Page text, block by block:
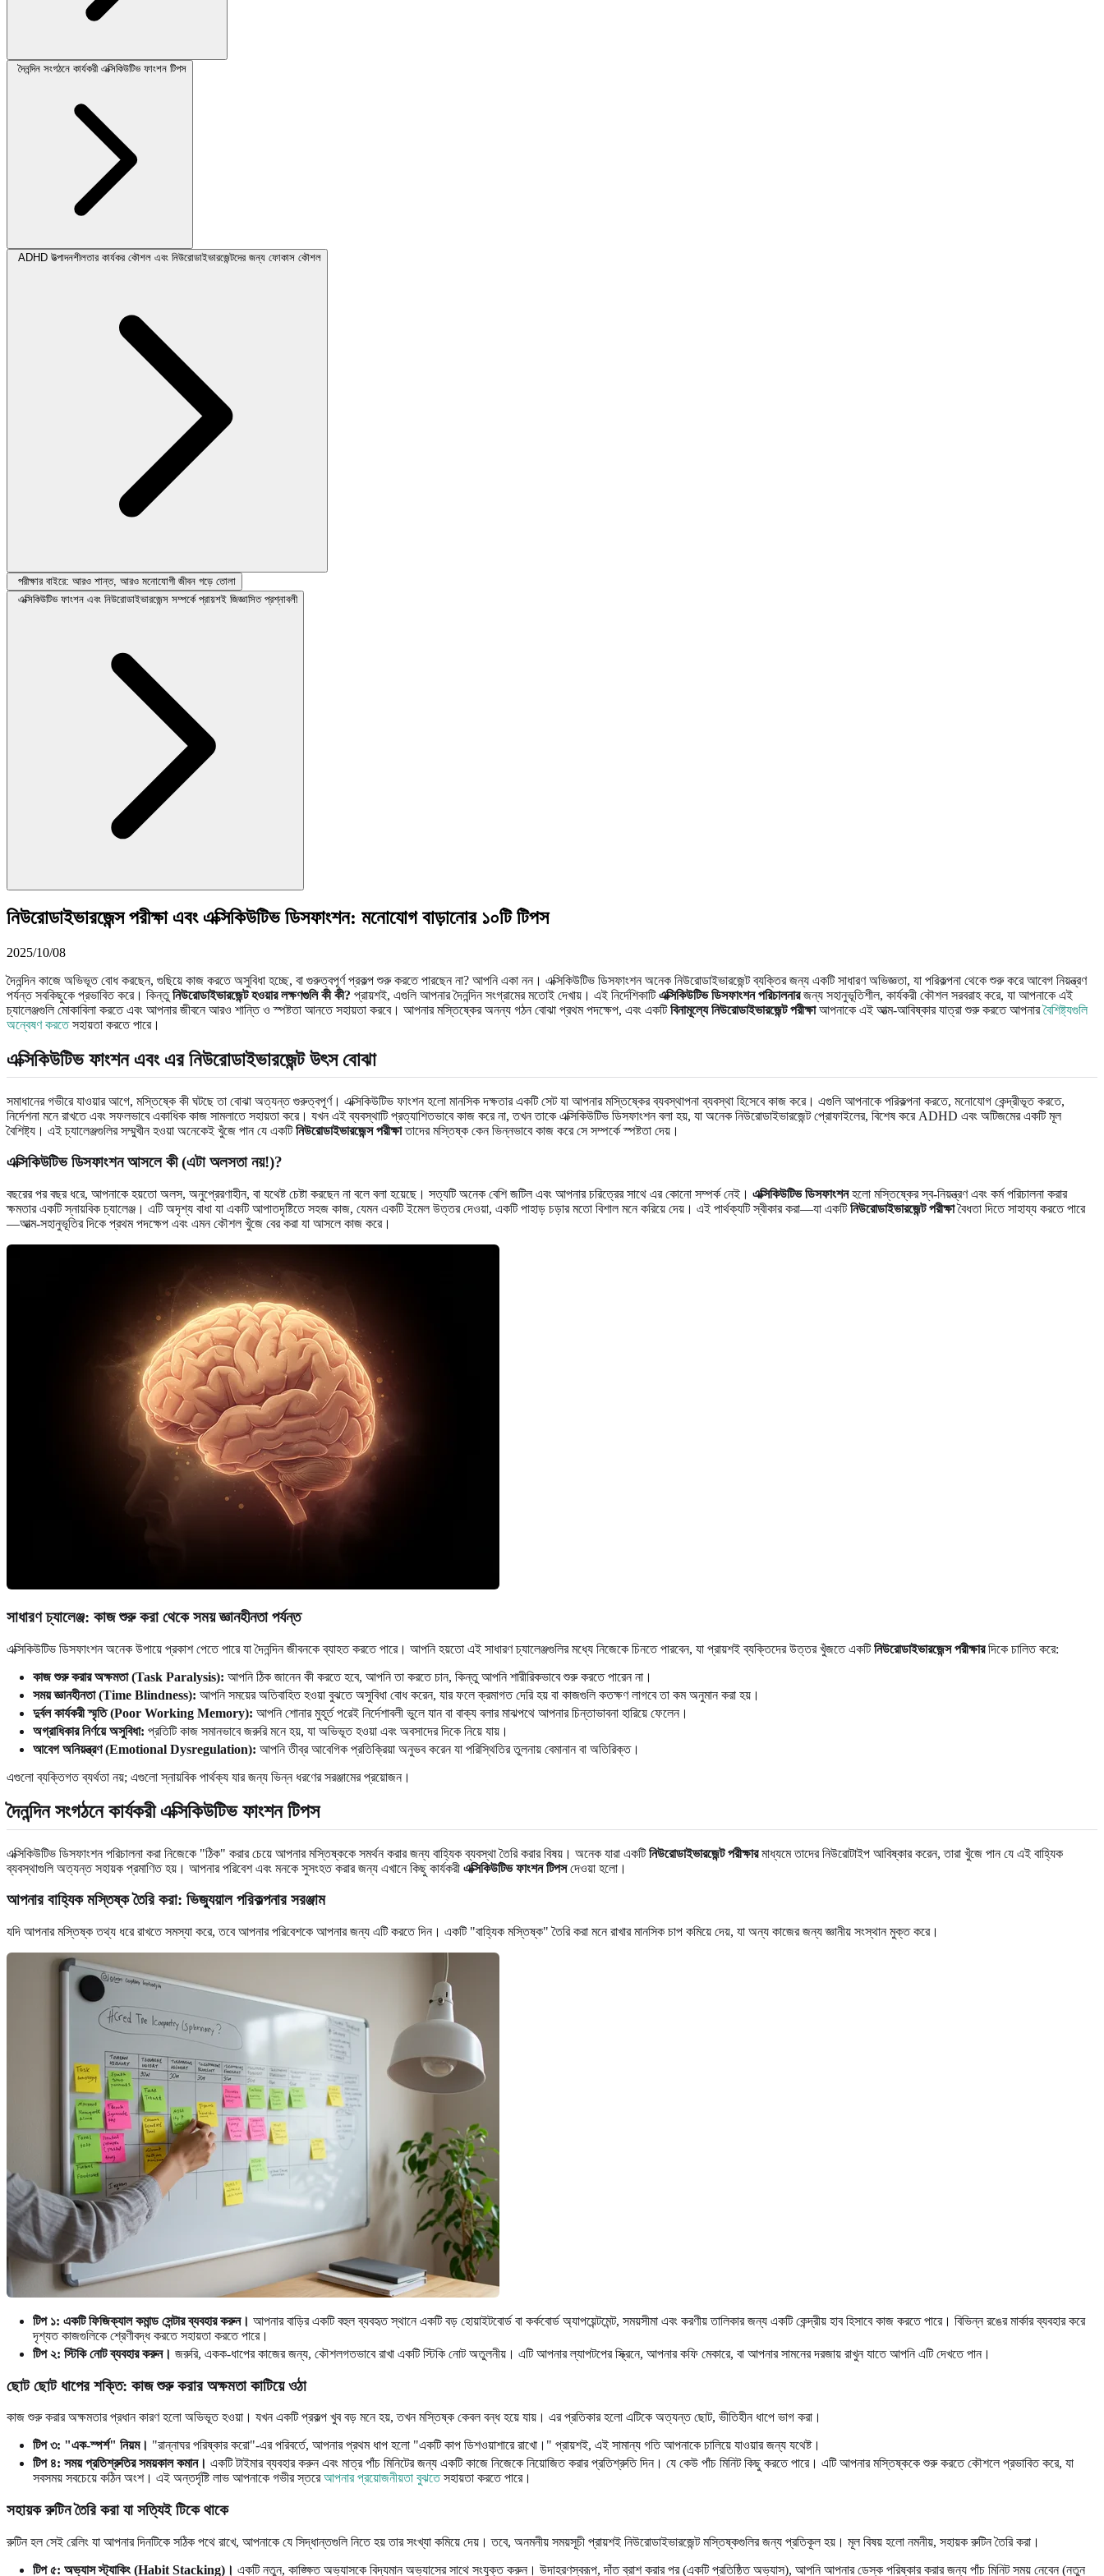
দৈনন্দিন সংগঠনে কার্যকরী এক্সিকিউটিভ ফাংশন টিপস
ADHD উত্পাদনশীলতার কার্যকর কৌশল এবং নিউরোডাইভারজেন্টদের জন্য ফোকাস কৌশল
পরীক্ষার বাইরে: আরও শান্ত, আরও মনোযোগী জীবন গড়ে তোলা
এক্সিকিউটিভ ফাংশন এবং নিউরোডাইভারজেন্স সম্পর্কে প্রায়শই জিজ্ঞাসিত প্রশ্নাবলী
নিউরোডাইভারজেন্স পরীক্ষা এবং এক্সিকিউটিভ ডিসফাংশন: মনোযোগ বাড়ানোর ১০টি টিপস
2025/10/08
দৈনন্দিন কাজে অভিভূত বোধ করছেন, গুছিয়ে কাজ করতে অসুবিধা হচ্ছে, বা গুরুত্বপূর্ণ প্রকল্প শুরু করতে পারছেন না? আপনি একা নন। এক্সিকিউটিভ ডিসফাংশন অনেক নিউরোডাইভারজেন্ট ব্যক্তির জন্য একটি সাধারণ অভিজ্ঞতা, যা পরিকল্পনা থেকে শুরু করে আবেগ নিয়ন্ত্রণ
পর্যন্ত সবকিছুকে প্রভাবিত করে। কিন্তুনিউরোডাইভারজেন্ট হওয়ার লক্ষণগুলি কী কী? প্রায়শই, এগুলি আপনার দৈনন্দিন সংগ্রামের মতোই দেখায়। এই নির্দেশিকাটিএক্সিকিউটিভ ডিসফাংশন পরিচালনারজন্য সহানুভূতিশীল, কার্যকরী কৌশল সরবরাহ করে, যা আপনাকে এই
চ্যালেঞ্জগুলি মোকাবিলা করতে এবং আপনার জীবনে আরও শান্তি ও স্পষ্টতা আনতে সহায়তা করবে। আপনার মস্তিষ্কের অনন্য গঠন বোঝা প্রথম পদক্ষেপ, এবং একটিবিনামূল্যে নিউরোডাইভারজেন্ট পরীক্ষাআপনাকে এই আত্ম-আবিষ্কার যাত্রা শুরু করতে আপনারবৈশিষ্ট্যগুলি
অন্বেষণ করতেসহায়তা করতে পারে।
এক্সিকিউটিভ ফাংশন এবং এর নিউরোডাইভারজেন্ট উৎস বোঝা
সমাধানের গভীরে যাওয়ার আগে, মস্তিষ্কে কী ঘটছে তা বোঝা অত্যন্ত গুরুত্বপূর্ণ। এক্সিকিউটিভ ফাংশন হলো মানসিক দক্ষতার একটি সেট যা আপনার মস্তিষ্কের ব্যবস্থাপনা ব্যবস্থা হিসেবে কাজ করে। এগুলি আপনাকে পরিকল্পনা করতে, মনোযোগ কেন্দ্রীভূত করতে,
নির্দেশনা মনে রাখতে এবং সফলভাবে একাধিক কাজ সামলাতে সহায়তা করে। যখন এই ব্যবস্থাটি প্রত্যাশিতভাবে কাজ করে না, তখন তাকে এক্সিকিউটিভ ডিসফাংশন বলা হয়, যা অনেক নিউরোডাইভারজেন্ট প্রোফাইলের, বিশেষ করে ADHD এবং অটিজমের একটি মূল
বৈশিষ্ট্য। এই চ্যালেঞ্জগুলির সম্মুখীন হওয়া অনেকেই খুঁজে পান যে একটিনিউরোডাইভারজেন্স পরীক্ষাতাদের মস্তিষ্ক কেন ভিন্নভাবে কাজ করে সে সম্পর্কে স্পষ্টতা দেয়।
এক্সিকিউটিভ ডিসফাংশন আসলে কী (এটা অলসতা নয়!)?
বছরের পর বছর ধরে, আপনাকে হয়তো অলস, অনুপ্রেরণাহীন, বা যথেষ্ট চেষ্টা করছেন না বলে বলা হয়েছে। সত্যটি অনেক বেশি জটিল এবং আপনার চরিত্রের সাথে এর কোনো সম্পর্ক নেই। এক্সিকিউটিভ ডিসফাংশনহলো মস্তিষ্কের স্ব-নিয়ন্ত্রণ এবং কর্ম পরিচালনা করার
ক্ষমতার একটি স্নায়বিক চ্যালেঞ্জ। এটি অদৃশ্য বাধা যা একটি আপাতদৃষ্টিতে সহজ কাজ, যেমন একটি ইমেল উত্তর দেওয়া, একটি পাহাড় চড়ার মতো বিশাল মনে করিয়ে দেয়। এই পার্থক্যটি স্বীকার করা—যা একটিনিউরোডাইভারজেন্ট পরীক্ষাবৈধতা দিতে সাহায্য করতে পারে
—আত্ম-সহানুভূতির দিকে প্রথম পদক্ষেপ এবং এমন কৌশল খুঁজে বের করা যা আসলে কাজ করে।
সাধারণ চ্যালেঞ্জ: কাজ শুরু করা থেকে সময় জ্ঞানহীনতা পর্যন্ত
এক্সিকিউটিভ ডিসফাংশন অনেক উপায়ে প্রকাশ পেতে পারে যা দৈনন্দিন জীবনকে ব্যাহত করতে পারে। আপনি হয়তো এই সাধারণ চ্যালেঞ্জগুলির মধ্যে নিজেকে চিনতে পারবেন, যা প্রায়শই ব্যক্তিদের উত্তর খুঁজতে একটিনিউরোডাইভারজেন্স পরীক্ষারদিকে চালিত করে:
কাজ শুরু করার অক্ষমতা (Task Paralysis): আপনি ঠিক জানেন কী করতে হবে, আপনি তা করতে চান, কিন্তু আপনি শারীরিকভাবে শুরু করতে পারেন না।
সময় জ্ঞানহীনতা (Time Blindness): আপনি সময়ের অতিবাহিত হওয়া বুঝতে অসুবিধা বোধ করেন, যার ফলে ক্রমাগত দেরি হয় বা কাজগুলি কতক্ষণ লাগবে তা কম অনুমান করা হয়।
দুর্বল কার্যকরী স্মৃতি (Poor Working Memory): আপনি শোনার মুহূর্ত পরেই নির্দেশাবলী ভুলে যান বা বাক্য বলার মাঝপথে আপনার চিন্তাভাবনা হারিয়ে ফেলেন।
অগ্রাধিকার নির্ণয়ে অসুবিধা: প্রতিটি কাজ সমানভাবে জরুরি মনে হয়, যা অভিভূত হওয়া এবং অবসাদের দিকে নিয়ে যায়।
আবেগ অনিয়ন্ত্রণ (Emotional Dysregulation): আপনি তীব্র আবেগিক প্রতিক্রিয়া অনুভব করেন যা পরিস্থিতির তুলনায় বেমানান বা অতিরিক্ত।
এগুলো ব্যক্তিগত ব্যর্থতা নয়; এগুলো স্নায়বিক পার্থক্য যার জন্য ভিন্ন ধরণের সরঞ্জামের প্রয়োজন।
দৈনন্দিন সংগঠনে কার্যকরী এক্সিকিউটিভ ফাংশন টিপস
এক্সিকিউটিভ ডিসফাংশন পরিচালনা করা নিজেকে "ঠিক" করার চেয়ে আপনার মস্তিষ্ককে সমর্থন করার জন্য বাহ্যিক ব্যবস্থা তৈরি করার বিষয়। অনেক যারা একটিনিউরোডাইভারজেন্ট পরীক্ষারমাধ্যমে তাদের নিউরোটাইপ আবিষ্কার করেন, তারা খুঁজে পান যে এই বাহ্যিক
ব্যবস্থাগুলি অত্যন্ত সহায়ক প্রমাণিত হয়। আপনার পরিবেশ এবং মনকে সুসংহত করার জন্য এখানে কিছু কার্যকরী এক্সিকিউটিভ ফাংশন টিপসদেওয়া হলো।
আপনার বাহ্যিক মস্তিষ্ক তৈরি করা: ভিজ্যুয়াল পরিকল্পনার সরঞ্জাম
যদি আপনার মস্তিষ্ক তথ্য ধরে রাখতে সমস্যা করে, তবে আপনার পরিবেশকে আপনার জন্য এটি করতে দিন। একটি "বাহ্যিক মস্তিষ্ক" তৈরি করা মনে রাখার মানসিক চাপ কমিয়ে দেয়, যা অন্য কাজের জন্য জ্ঞানীয় সংস্থান মুক্ত করে।
টিপ ১: একটি ফিজিক্যাল কমান্ড সেন্টার ব্যবহার করুন। আপনার বাড়ির একটি বহুল ব্যবহৃত স্থানে একটি বড় হোয়াইটবোর্ড বা কর্কবোর্ড অ্যাপয়েন্টমেন্ট, সময়সীমা এবং করণীয় তালিকার জন্য একটি কেন্দ্রীয় হাব হিসাবে কাজ করতে পারে। বিভিন্ন রঙের মার্কার ব্যবহার করে
দৃশ্যত কাজগুলিকে শ্রেণীবদ্ধ করতে সহায়তা করতে পারে।
টিপ ২: স্টিকি নোট ব্যবহার করুন। জরুরি, একক-ধাপের কাজের জন্য, কৌশলগতভাবে রাখা একটি স্টিকি নোট অতুলনীয়। এটি আপনার ল্যাপটপের স্ক্রিনে, আপনার কফি মেকারে, বা আপনার সামনের দরজায় রাখুন যাতে আপনি এটি দেখতে পান।
ছোট ছোট ধাপের শক্তি: কাজ শুরু করার অক্ষমতা কাটিয়ে ওঠা
কাজ শুরু করার অক্ষমতার প্রধান কারণ হলো অভিভূত হওয়া। যখন একটি প্রকল্প খুব বড় মনে হয়, তখন মস্তিষ্ক কেবল বন্ধ হয়ে যায়। এর প্রতিকার হলো এটিকে অত্যন্ত ছোট, ভীতিহীন ধাপে ভাগ করা।
টিপ ৩: "এক-স্পর্শ" নিয়ম। "রান্নাঘর পরিষ্কার করো"-এর পরিবর্তে, আপনার প্রথম ধাপ হলো "একটি কাপ ডিশওয়াশারে রাখো।" প্রায়শই, এই সামান্য গতি আপনাকে চালিয়ে যাওয়ার জন্য যথেষ্ট।
টিপ ৪: সময় প্রতিশ্রুতির সময়কাল কমান। একটি টাইমার ব্যবহার করুন এবং মাত্র পাঁচ মিনিটের জন্য একটি কাজে নিজেকে নিয়োজিত করার প্রতিশ্রুতি দিন। যে কেউ পাঁচ মিনিট কিছু করতে পারে। এটি আপনার মস্তিষ্ককে শুরু করতে কৌশলে প্রভাবিত করে, যা
সবসময় সবচেয়ে কঠিন অংশ। এই অন্তর্দৃষ্টি লাভ আপনাকে গভীর স্তরেআপনার প্রয়োজনীয়তা বুঝতেসহায়তা করতে পারে।
সহায়ক রুটিন তৈরি করা যা সত্যিই টিকে থাকে
রুটিন হল সেই রেলিং যা আপনার দিনটিকে সঠিক পথে রাখে, আপনাকে যে সিদ্ধান্তগুলি নিতে হয় তার সংখ্যা কমিয়ে দেয়। তবে, অনমনীয় সময়সূচী প্রায়শই নিউরোডাইভারজেন্ট মস্তিষ্কগুলির জন্য প্রতিকূল হয়। মূল বিষয় হলো নমনীয়, সহায়ক রুটিন তৈরি করা।
টিপ ৫: অভ্যাস স্ট্যাকিং (Habit Stacking)। একটি নতুন, কাঙ্ক্ষিত অভ্যাসকে বিদ্যমান অভ্যাসের সাথে সংযুক্ত করুন। উদাহরণস্বরূপ, দাঁত ব্রাশ করার পর (একটি প্রতিষ্ঠিত অভ্যাস), আপনি আপনার ডেস্ক পরিষ্কার করার জন্য পাঁচ মিনিট সময় নেবেন (নতুন